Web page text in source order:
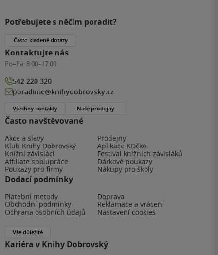
Často navštěvované
Akce a slevy
Prodejny
Klub Knihy Dobrovský
Aplikace KDčko
Knižní závisláci
Festival knižních závisláků
Affiliate spolupráce
Dárkové poukazy
Poukazy pro firmy
Nákupy pro školy
Dodací podmínky
Platební metody
Doprava
Obchodní podmínky
Reklamace a vrácení
Ochrana osobních údajů
Nastavení cookies
Vše důležité
Kariéra v Knihy Dobrovský
Potřebujete s něčím poradit?
Často kladené dotazy
Kontaktujte nás
Po–Pá: 8:00–17:00
542 220 320
poradime@knihydobrovsky.cz
Všechny kontakty Naše prodejny